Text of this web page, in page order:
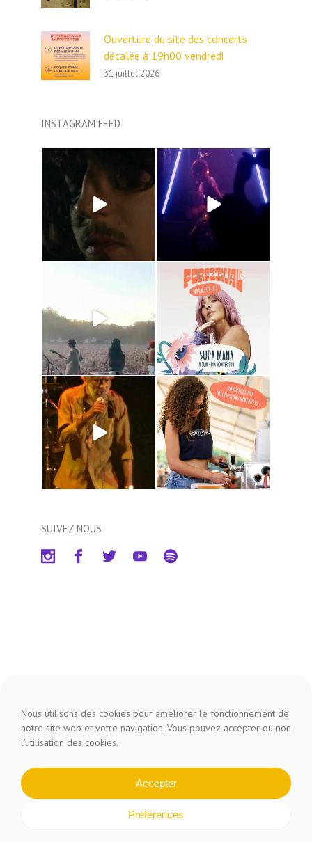
Nous utilisons des cookies pour améliorer le fonctionnement de
notre site web et votre navigation. Vous pouvez accepter ou non
l'utilisation des cookies.
Accepter
Préférences
Ouverture du site des concerts
décalée à 19h00 vendredi
31 juillet 2026
INSTAGRAM FEED
SUIVEZ NOUS
Copyright © 2026 Foreztival -Mentions légales
de confidentialité